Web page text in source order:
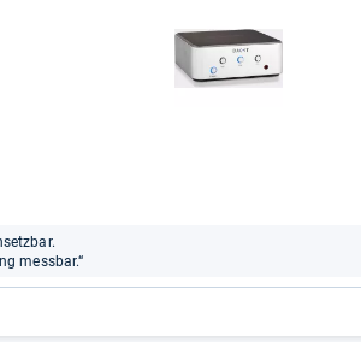
messbar.“